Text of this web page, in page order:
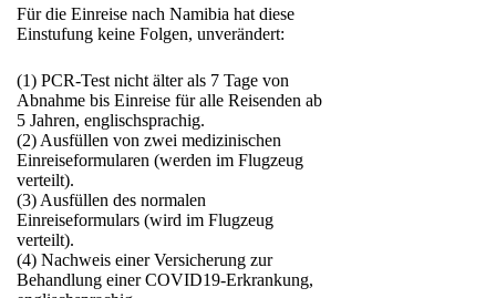
Für die Einreise nach Namibia hat diese
Einstufung keine Folgen, unverändert:
(1) PCR-Test nicht älter als 7 Tage von
Abnahme bis Einreise für alle Reisenden ab
5 Jahren, englischsprachig.
(2) Ausfüllen von zwei medizinischen
Einreiseformularen (werden im Flugzeug
verteilt).
(3) Ausfüllen des normalen
Einreiseformulars (wird im Flugzeug
verteilt).
(4) Nachweis einer Versicherung zur
Behandlung einer COVID19-Erkrankung,